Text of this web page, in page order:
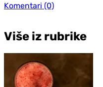
Komentari (0)
Više iz rubrike